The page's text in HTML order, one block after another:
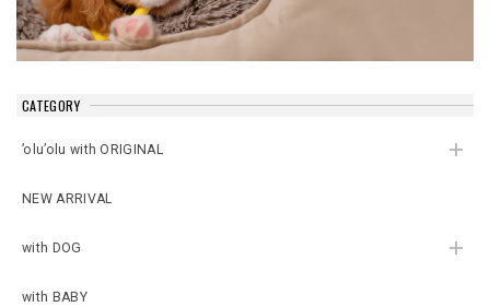
CATEGORY
’olu’olu with ORIGINAL
NEW ARRIVAL
with DOG
with BABY